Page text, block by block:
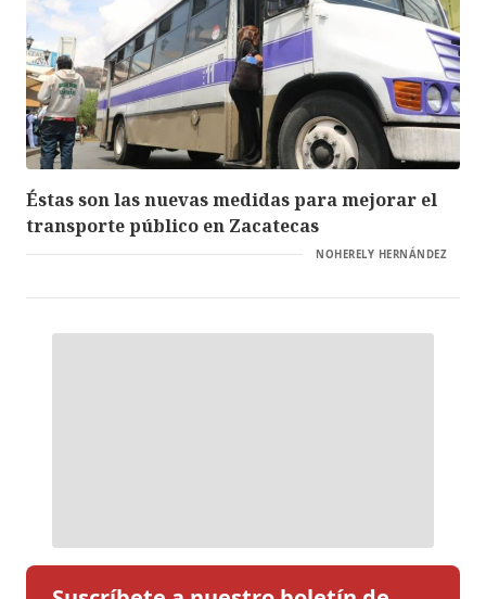
Éstas son las nuevas medidas para mejorar el
transporte público en Zacatecas
NOHERELY HERNÁNDEZ